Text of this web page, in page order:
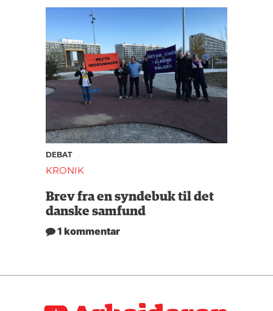
DEBAT
KRONIK
Brev fra en syndebuk til det
danske samfund
1 kommentar